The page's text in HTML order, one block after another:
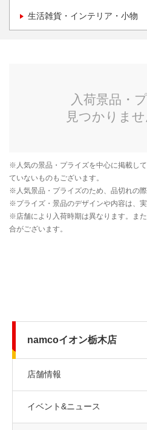
生活雑貨・インテリア・小物
namcoイオン栃木店
店舗情報
イベント&ニュース